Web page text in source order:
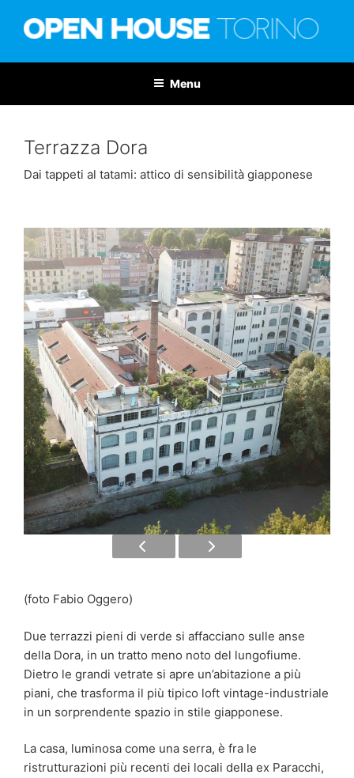
Menu
Terrazza Dora
Dai tappeti al tatami: attico di sensibilità giapponese
(foto Fabio Oggero)
Due terrazzi pieni di verde si affacciano sulle anse
della Dora, in un tratto meno noto del lungofiume.
Dietro le grandi vetrate si apre un’abitazione a più
piani, che trasforma il più tipico loft vintage-industriale
in un sorprendente spazio in stile giapponese.
La casa, luminosa come una serra, è fra le
ristrutturazioni più recenti dei locali della ex Paracchi,